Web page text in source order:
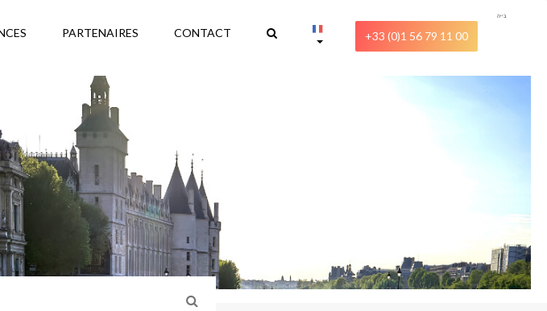
PARTENAIRES CONTACT +33 (0)1 56 79 11 00
בייה